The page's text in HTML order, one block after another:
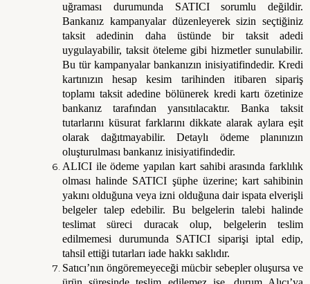
uğraması durumunda SATICI sorumlu değildir.
Bankanız kampanyalar düzenleyerek sizin seçtiğiniz
taksit adedinin daha üstünde bir taksit adedi
uygulayabilir, taksit öteleme gibi hizmetler sunulabilir.
Bu tür kampanyalar bankanızın inisiyatifindedir. Kredi
kartınızın hesap kesim tarihinden itibaren sipariş
toplamı taksit adedine bölünerek kredi kartı özetinize
bankanız tarafından yansıtılacaktır. Banka taksit
tutarlarını küsurat farklarını dikkate alarak aylara eşit
olarak dağıtmayabilir. Detaylı ödeme planınızın
oluşturulması bankanız inisiyatifindedir.
ALICI ile ödeme yapılan kart sahibi arasında farklılık
olması halinde SATICI şüphe üzerine; kart sahibinin
yakını olduğuna veya izni olduğuna dair ispata elverişli
belgeler talep edebilir. Bu belgelerin talebi halinde
teslimat süreci duracak olup, belgelerin teslim
edilmemesi durumunda SATICI siparişi iptal edip,
tahsil ettiği tutarları iade hakkı saklıdır.
Satıcı’nın öngöremeyeceği mücbir sebepler oluşursa ve